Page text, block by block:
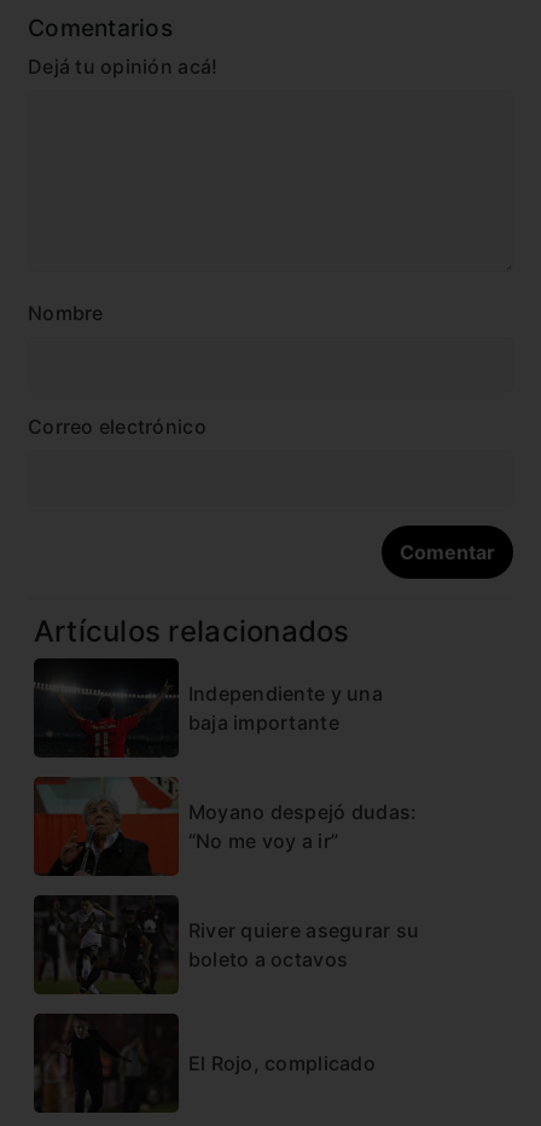
Comentarios
Dejá tu opinión acá!
Nombre
Correo electrónico
Artículos relacionados
Independiente y una
baja importante
Moyano despejó dudas:
“No me voy a ir”
River quiere asegurar su
boleto a octavos
El Rojo, complicado